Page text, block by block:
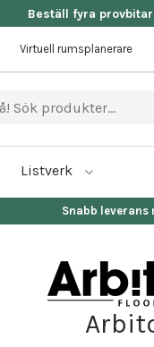
Beställ fyra
Virtuell rumsplanerare
Listverk